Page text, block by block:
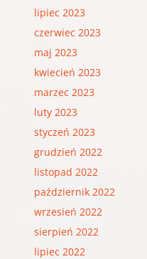
lipiec 2023
czerwiec 2023
maj 2023
kwiecień 2023
marzec 2023
luty 2023
styczeń 2023
grudzień 2022
listopad 2022
październik 2022
wrzesień 2022
sierpień 2022
lipiec 2022